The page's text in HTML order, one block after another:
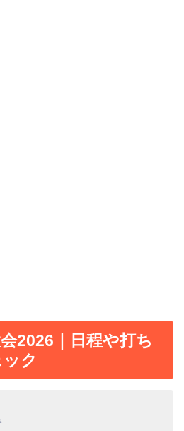
2026｜日程や打ち
ク